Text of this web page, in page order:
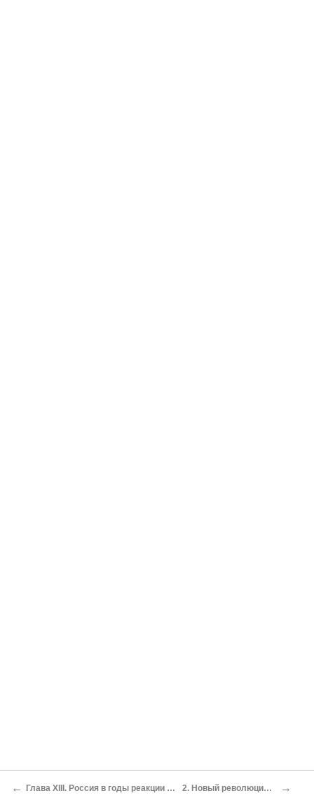
← Глава XIII. Россия в годы реакции и нового революционного подъема 2. Новый революционный подъем в России →